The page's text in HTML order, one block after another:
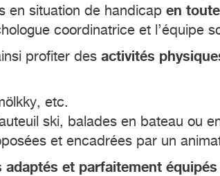
en situation de handicap en
coordinatrice et l’équipe
profiter des activités
etc.
ski, balades en bateau ou
et encadrées par un
adaptés et parfaitement équipés